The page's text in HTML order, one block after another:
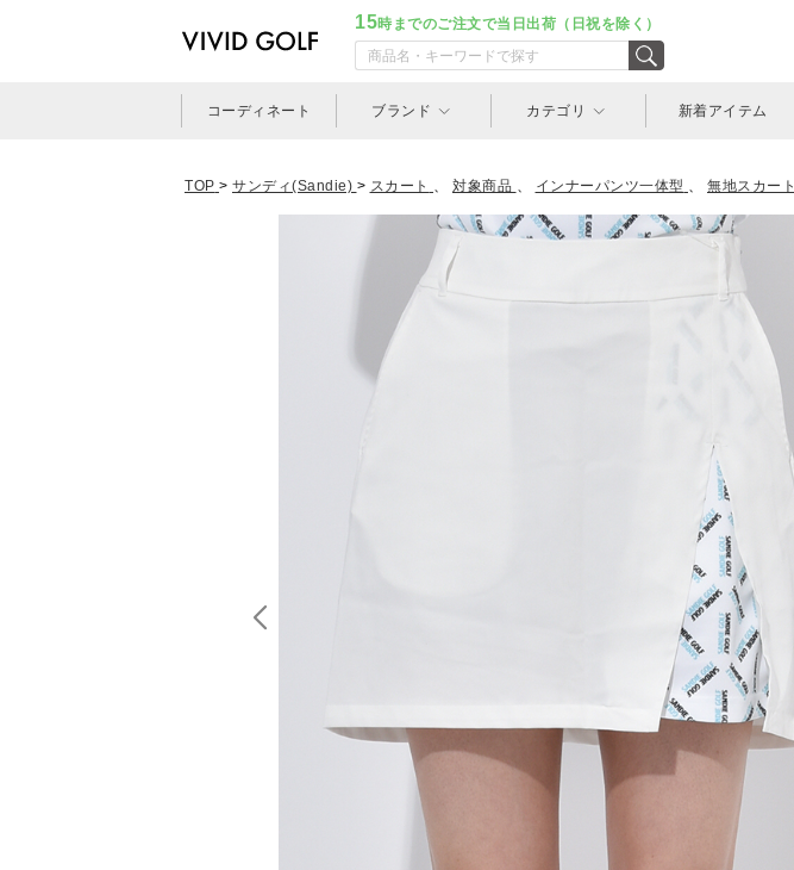
15時までのご注文で当日出荷（日祝を除く）
コーディネート ブランド カテゴリ 新着アイテム
TOP > サンディ(Sandie) > スカート 、 対象商品 、 インナーパンツ一体型 、 無地スカート